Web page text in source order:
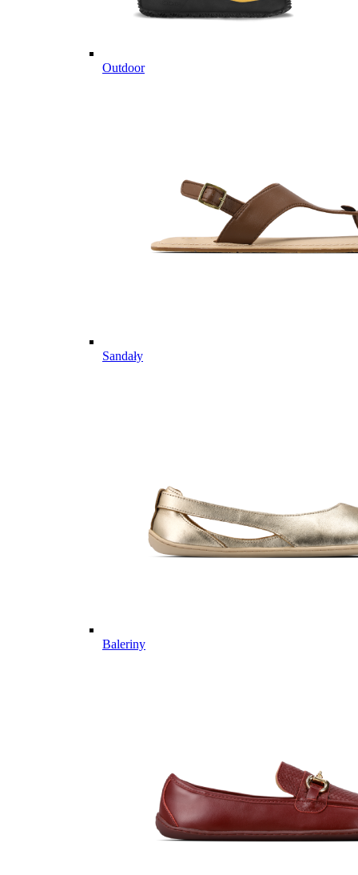
Outdoor
Sandały
Baleriny